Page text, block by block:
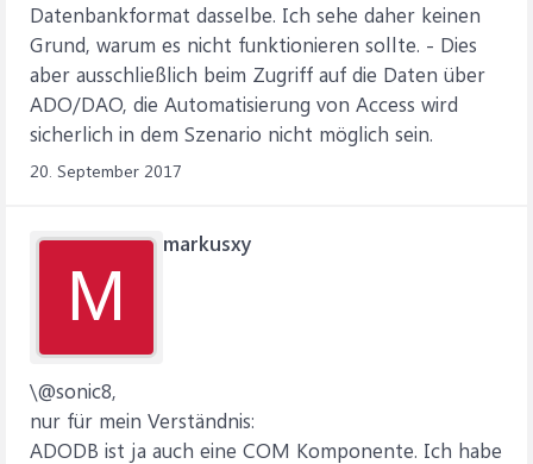
Datenbankformat dasselbe. Ich sehe daher keinen
Grund, warum es nicht funktionieren sollte. - Dies
aber ausschließlich beim Zugriff auf die Daten über
ADO/DAO, die Automatisierung von Access wird
sicherlich in dem Szenario nicht möglich sein.
20. September 2017
M
markusxy
\@sonic8,
nur für mein Verständnis:
ADODB ist ja auch eine COM Komponente. Ich habe